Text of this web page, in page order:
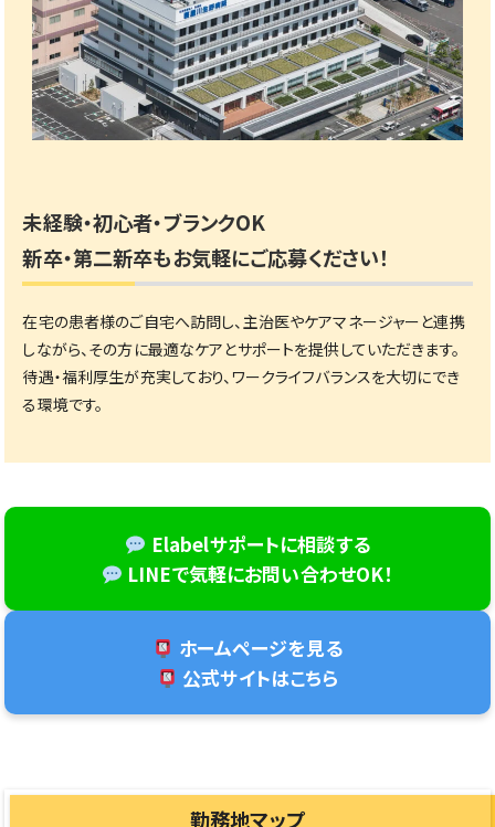
未経験・初心者・ブランクOK
新卒・第二新卒もお気軽にご応募ください！
在宅の患者様のご自宅へ訪問し、主治医やケアマネージャーと連携
しながら、その方に最適なケアとサポートを提供していただきます。
待遇・福利厚生が充実しており、ワークライフバランスを大切にでき
る環境です。
Elabelサポートに相談する
LINEで気軽にお問い合わせOK！
ホームページを見る
公式サイトはこちら
勤務地マップ